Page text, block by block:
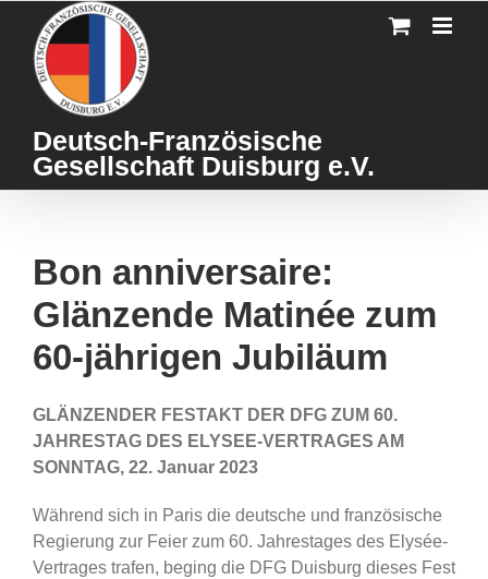
content
Deutsch-Französische
Gesellschaft Duisburg e.V.
Bon anniversaire:
Glänzende Matinée zum
60-jährigen Jubiläum
GLÄNZENDER FESTAKT DER DFG ZUM 60.
JAHRESTAG DES ELYSEE-VERTRAGES AM
SONNTAG, 22. Januar 2023
Während sich in Paris die deutsche und französische
Regierung zur Feier zum 60. Jahrestages des Elysée-
Vertrages trafen, beging die DFG Duisburg dieses Fest